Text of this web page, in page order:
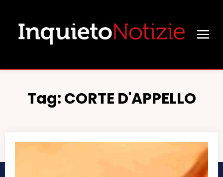
Tag:CORTE D'APPELLO